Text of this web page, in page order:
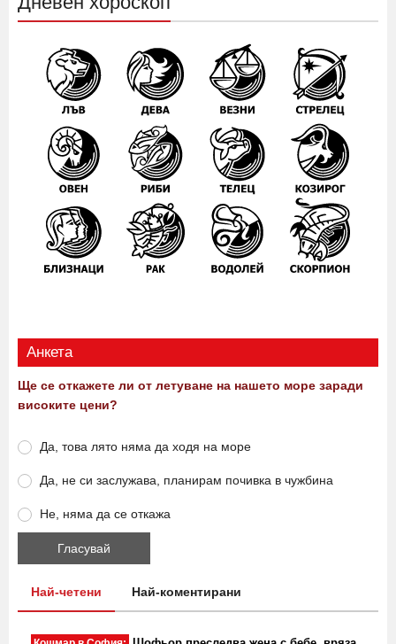
Анкета
Ще се откажете ли от летуване на нашето море заради
високите цени?
Да, това лято няма да ходя на море
Да, не си заслужава, планирам почивка в чужбина
Не, няма да се откажа
Най-четени Най-коментирани